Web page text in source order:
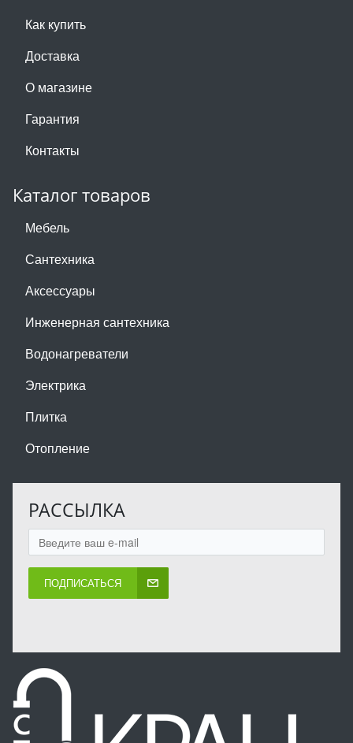
Как купить
Доставка
О магазине
Гарантия
Контакты
Каталог товаров
Мебель
Сантехника
Аксессуары
Инженерная сантехника
Водонагреватели
Электрика
Плитка
Отопление
РАССЫЛКА
ПОДПИСАТЬСЯ